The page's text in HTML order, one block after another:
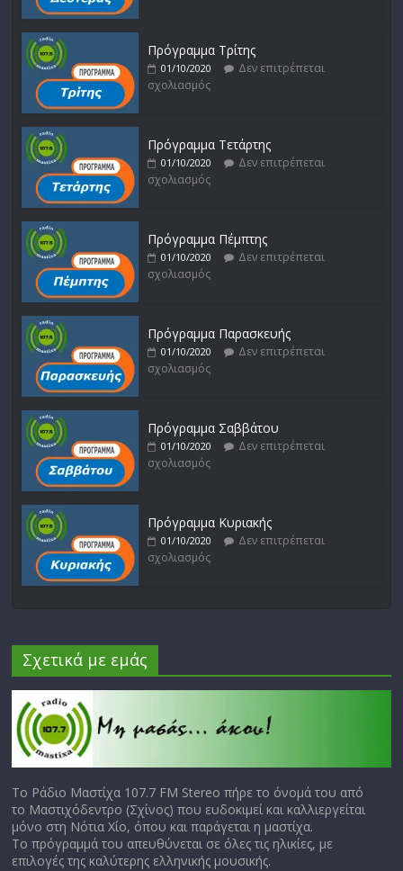
Πρόγραμμα Τρίτης
01/10/2020
Δεν επιτρέπεται
σχολιασμός
Πρόγραμμα Τετάρτης
01/10/2020
Δεν επιτρέπεται
σχολιασμός
Πρόγραμμα Πέμπτης
01/10/2020
Δεν επιτρέπεται
σχολιασμός
Πρόγραμμα Παρασκευής
01/10/2020
Δεν επιτρέπεται
σχολιασμός
Πρόγραμμα Σαββάτου
01/10/2020
Δεν επιτρέπεται
σχολιασμός
Πρόγραμμα Κυριακής
01/10/2020
Δεν επιτρέπεται
σχολιασμός
Σχετικά με εμάς
Το Ράδιο Μαστίχα 107.7 FM Stereo πήρε το όνομά του από
το Μαστιχόδεντρο (Σχίνος) που ευδοκιμεί και καλλιεργείται
μόνο στη Νότια Χίο, όπου και παράγεται η μαστίχα.
Το πρόγραμμά του απευθύνεται σε όλες τις ηλικίες, με
επιλογές της καλύτερης ελληνικής μουσικής.